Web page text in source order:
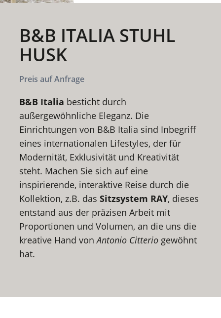
B&B ITALIA STUHL
HUSK
Preis auf Anfrage
B&B Italia besticht durch
außergewöhnliche Eleganz. Die
Einrichtungen von B&B Italia sind Inbegriff
eines internationalen Lifestyles, der für
Modernität, Exklusivität und Kreativität
steht. Machen Sie sich auf eine
inspirierende, interaktive Reise durch die
Kollektion, z.B. das Sitzsystem RAY, dieses
entstand aus der präzisen Arbeit mit
Proportionen und Volumen, an die uns die
kreative Hand vonAntonio Citterio gewöhnt
hat.